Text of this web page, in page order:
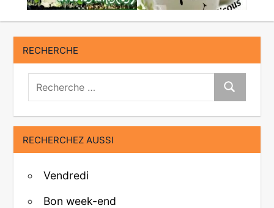
RECHERCHE
Recherche:
Recherche
RECHERCHEZ AUSSI
Vendredi
Bon week-end